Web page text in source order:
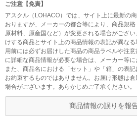
ご注意【免責】
アスクル（LOHACO）では、サイト上に最新の
おりますが、メーカーの都合等により、商品規格
原材料、原産国など）が変更される場合がござ
けする商品とサイト上の商品情報の表記が異な
用前には必ずお届けした商品の商品ラベルや注
に詳細な商品情報が必要な場合は、メーカー等に
また、商品名における「セット」や「箱」の表
お約束するものではありません。お届け形態は
場合がございます。あらかじめご了承ください。
商品情報の誤りを報